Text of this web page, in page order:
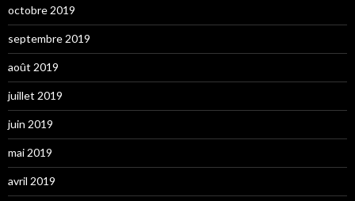
octobre 2019
septembre 2019
août 2019
juillet 2019
juin 2019
mai 2019
avril 2019